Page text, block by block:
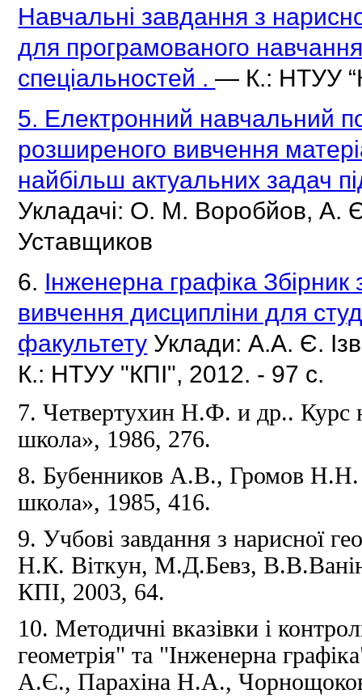
Навчальні завдання з
для програмованого
спеціальностей .— К.: НТУУ
5. Електронний навчальний
розширеного вивчення
найбільш актуальних задач
Укладачі: О. М. Воробйов, А.
Уставщиков
6. Інженерна графіка
вивчення дисципліни для
факультету Уклади: А.А. Є.
К.: НТУУ "КПІ", 2012. - 97 с.
7. Четвертухин Н.Ф.и др.. Курс
школа», 1986, 276.
8. Бубенников А.В., Громов
школа», 1985, 416.
9. Учбові завдання з нарисної
Н.К.Віткун, М.Д.Бевз,
КПІ, 2003, 64.
10. Методичні вказівки і
геометрія" та "Інженерна
А.Є., Парахіна Н.А.,